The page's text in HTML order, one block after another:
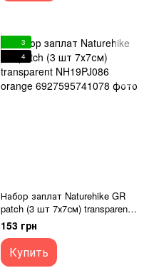
3
4
Набор заплат Naturehike GR
patch (3 шт 7х7см) transparent
NH19PJ086 orange
153 грн
Купить